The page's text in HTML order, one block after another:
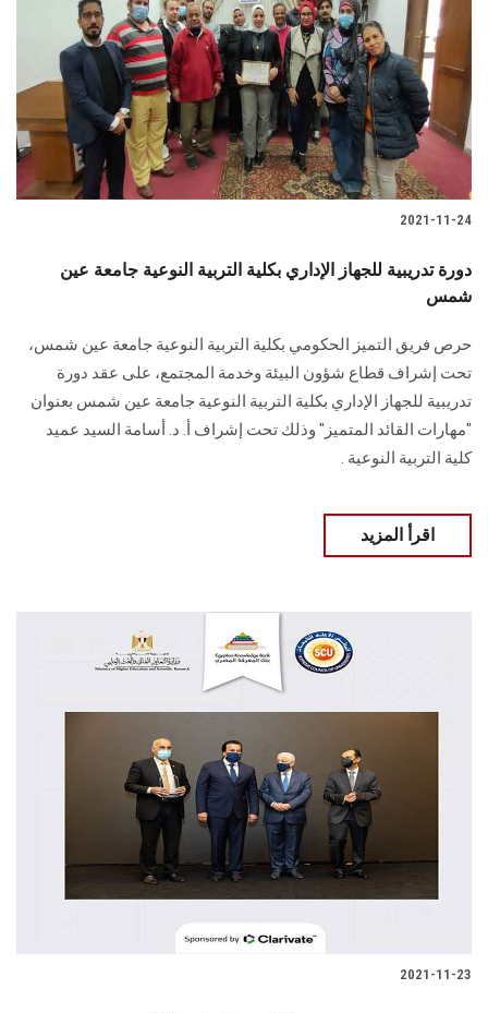
2021-11-24
دورة تدريبية للجهاز الإداري بكلية التربية النوعية جامعة عين
شمس
حرص فريق التميز الحكومي بكلية التربية النوعية جامعة عين شمس،
تحت إشراف قطاع شؤون البيئة وخدمة المجتمع، على عقد دورة
تدريبية للجهاز الإداري بكلية التربية النوعية جامعة عين شمس بعنوان
"مهارات القائد المتميز" وذلك تحت إشراف أ. د. أسامة السيد عميد
كلية التربية النوعية .
اقرأ المزيد
2021-11-23